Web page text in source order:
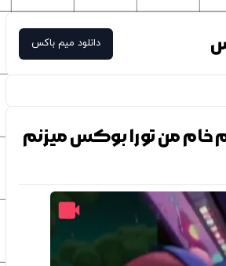
دانلود میم باکس
خام من تو را بوکس میزنم